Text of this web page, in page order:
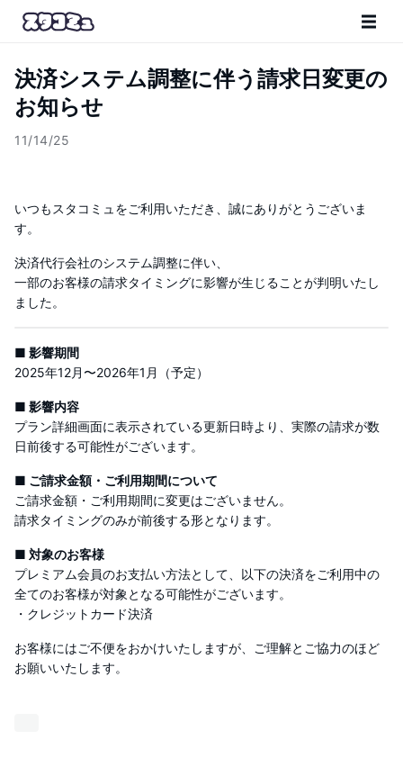
決済システム調整に伴う請求日変更の
お知らせ
11/14/25
いつもスタコミュをご利用いただき、誠にありがとうございま
す。
決済代行会社のシステム調整に伴い、
一部のお客様の請求タイミングに影響が生じることが判明いたし
ました。
■ 影響期間
2025年12月〜2026年1月（予定）
■ 影響内容
プラン詳細画面に表示されている更新日時より、実際の請求が数
日前後する可能性がございます。
■ ご請求金額・ご利用期間について
ご請求金額・ご利用期間に変更はございません。
請求タイミングのみが前後する形となります。
■ 対象のお客様
プレミアム会員のお支払い方法として、以下の決済をご利用中の
全てのお客様が対象となる可能性がございます。
・クレジットカード決済
お客様にはご不便をおかけいたしますが、ご理解とご協力のほど
お願いいたします。